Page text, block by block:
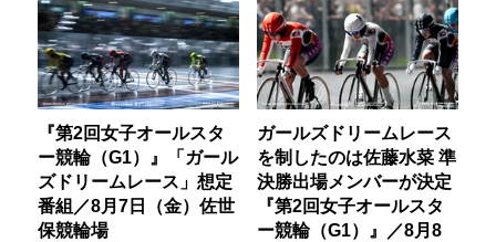
『第2回女子オールスタ
ー競輪（G1）』「ガール
ズドリームレース」想定
番組／8月7日（金）佐世
保競輪場
ガールズドリームレース
を制したのは佐藤水菜 準
決勝出場メンバーが決定
『第2回女子オールスタ
ー競輪（G1）』／8月8